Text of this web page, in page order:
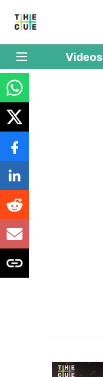
Videos